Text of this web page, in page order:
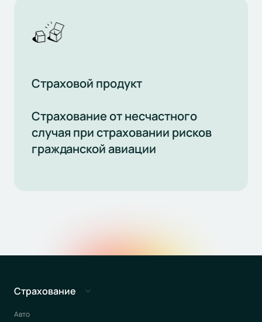
Страховой продукт
Страхование от несчастного
случая при страховании рисков
гражданской авиации
Страхование
Авто